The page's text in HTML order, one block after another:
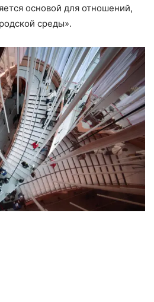
основой для отношений,
среды».